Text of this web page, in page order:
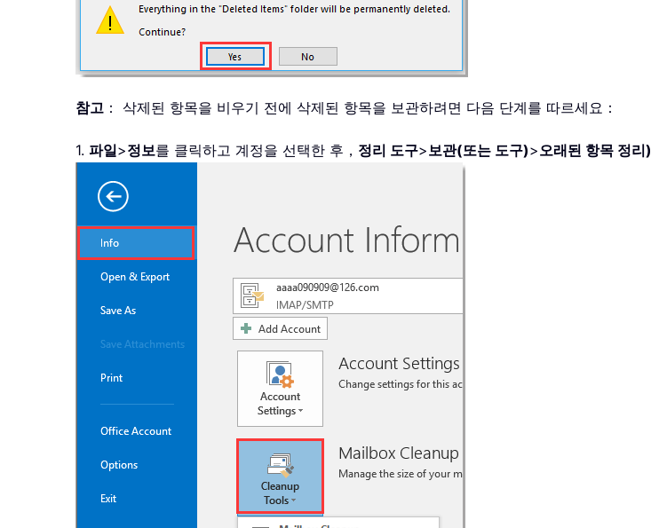
참고 ： 삭제된 항목을 비우기 전에 삭제된 항목을 보관하려면 다음 단계를 따르세요：
1. 파일>정보를 클릭하고 계정을 선택한 후， 정리 도구>보관(또는 도구)>오래된 항목 정리)